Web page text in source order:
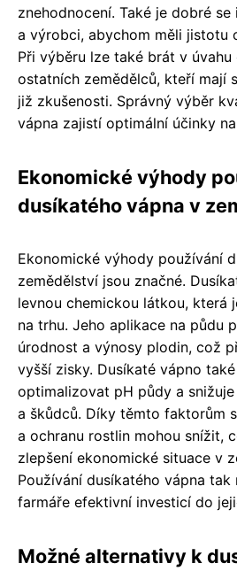
znehodnocení. Také je dobré
a výrobci, abychom měli jistotu
Při výběru lze také brát v
ostatních zemědělců, kteří mají
již zkušenosti. Správný výběr
vápna zajistí optimální účinky
Ekonomické výhody
dusíkatého vápna v
Ekonomické výhody používání
zemědělství jsou značné.
levnou chemickou látkou, která
na trhu. Jeho aplikace na půdu
úrodnost a výnosy plodin, což
vyšší zisky. Dusíkaté vápno
optimalizovat pH půdy a
a škůdců. Díky těmto faktorům
a ochranu rostlin mohou snížit,
zlepšení ekonomické situace v
Používání dusíkatého vápna
farmáře efektivní investicí do
Možné alternativy k